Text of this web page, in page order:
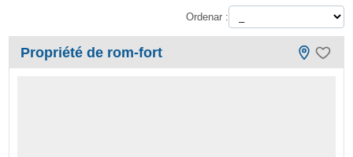
Ordenar :
Propriété de rom-fort